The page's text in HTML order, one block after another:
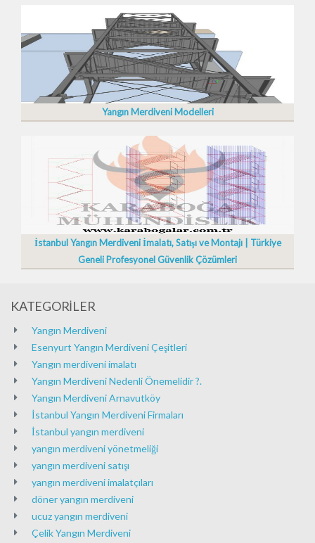
Yangın Merdiveni Modelleri
İstanbul Yangın Merdiveni İmalatı, Satışı ve Montajı | Türkiye
Geneli Profesyonel Güvenlik Çözümleri
KATEGORİLER
Yangın Merdiveni
Esenyurt Yangın Merdiveni Çeşitleri
Yangın merdiveni imalatı
Yangın Merdiveni Nedenli Önemelidir ?.
Yangın Merdiveni Arnavutköy
İstanbul Yangın Merdiveni Firmaları
İstanbul yangın merdiveni
yangın merdiveni yönetmeliği
yangın merdiveni satışı
yangın merdiveni imalatçıları
döner yangın merdiveni
ucuz yangın merdiveni
Çelik Yangın Merdiveni